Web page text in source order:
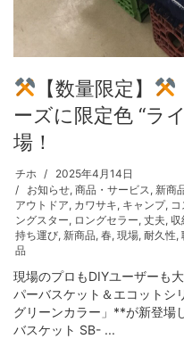
【数量限定】
ーズに限定色 “ラ
場！
チホ
2025年4月14日
お知らせ, 商品・サービス , 新商
アウトドア, カワサキ, キャンプ,
ングスター, ロングセラー, 丈夫, 収
持ち運び, 新商品, 春, 現場, 耐久性,
品
現場のプロもDIYユーザーも
パーバスケット＆エコットシ
グリーンカラー」**が新登場
バスケット SB- ...